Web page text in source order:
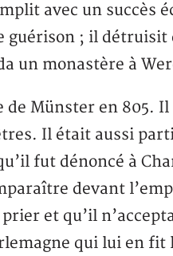
avec un succès
guérison ; il
un monastère à
de Münster en 805.
Il était aussi
fut dénoncé à
devant
et qu’il
qui lui en